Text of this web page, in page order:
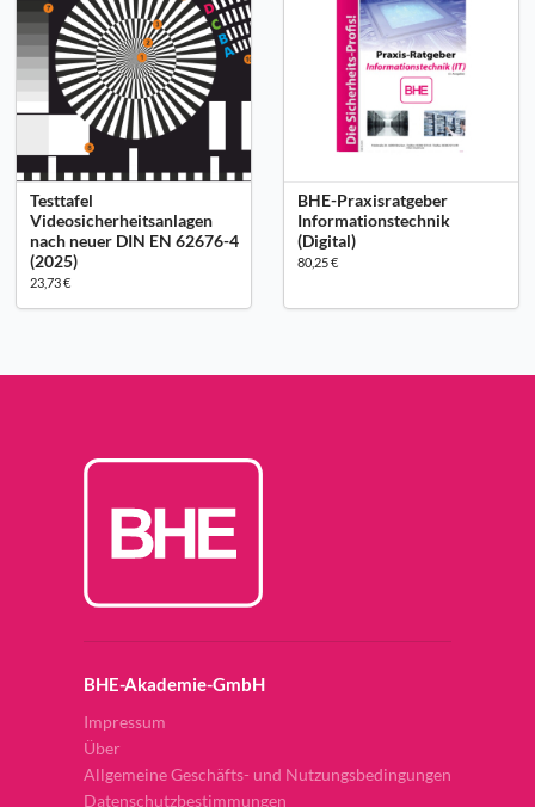
Testtafel
Videosicherheitsanlagen
nach neuer DIN EN 62676-4
(2025)
23,73 €
BHE-Praxisratgeber
Informationstechnik
(Digital)
80,25 €
BHE-Akademie-GmbH
Impressum
Über
Allgemeine Geschäfts- und Nutzungsbedingungen
Datenschutzbestimmungen